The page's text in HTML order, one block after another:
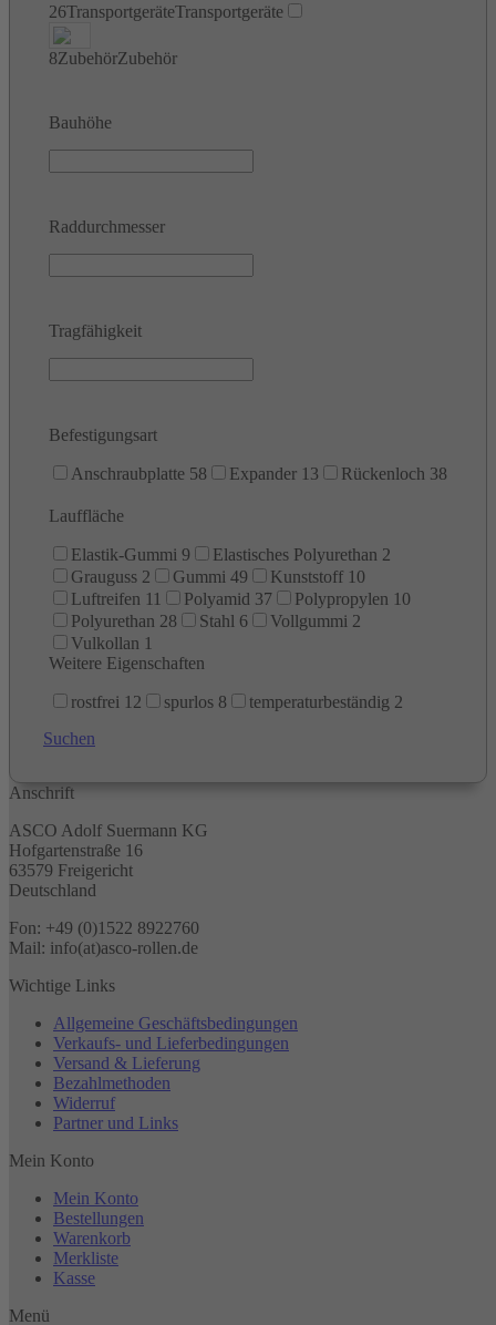
26TransportgeräteTransportgeräte
8ZubehörZubehör
Bauhöhe
Raddurchmesser
Tragfähigkeit
Befestigungsart
Anschraubplatte 58 Expander 13 Rückenloch 38
Lauffläche
Elastik-Gummi 9 Elastisches Polyurethan 2
Grauguss 2 Gummi 49 Kunststoff 10
Luftreifen 11 Polyamid 37 Polypropylen 10
Polyurethan 28 Stahl 6 Vollgummi 2
Vulkollan 1
Weitere Eigenschaften
rostfrei 12 spurlos 8 temperaturbeständig 2
Suchen
Anschrift
ASCO Adolf Suermann KG
Hofgartenstraße 16
63579 Freigericht
Deutschland
Fon: +49 (0)1522 8922760
Mail: info(at)asco-rollen.de
Wichtige Links
Allgemeine Geschäftsbedingungen
Verkaufs- und Lieferbedingungen
Versand & Lieferung
Bezahlmethoden
Widerruf
Partner und Links
Mein Konto
Mein Konto
Bestellungen
Warenkorb
Merkliste
Kasse
Menü